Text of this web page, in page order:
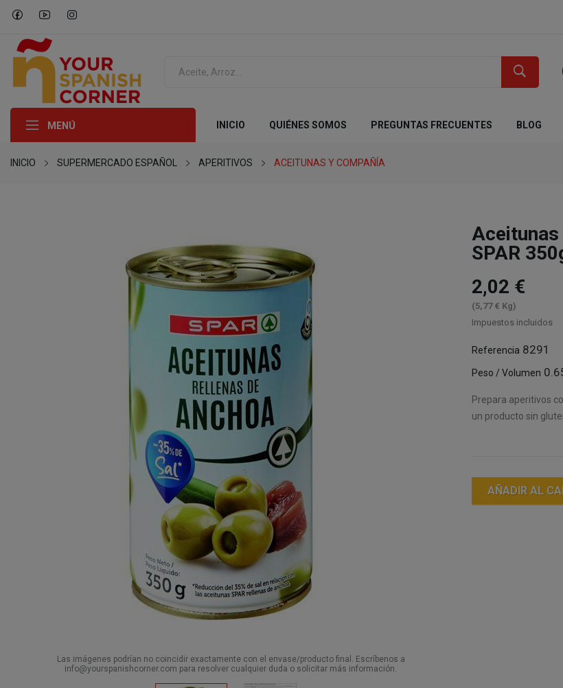
MENÚ INICIO QUIÉNES SOMOS PREGUNTAS FRECUENTES BLOG
INICIO SUPERMERCADO ESPAÑOL APERITIVOS ACEITUNAS Y COMPAÑÍA
Las imágenes podrían no coincidir exactamente con el envase/producto final. Escríbenos a
info@yourspanishcorner.com para resolver cualquier duda o solicitar más información.
Aceitunas
SPAR
2,02 €
(5,77 € Kg)
Impuestos incluidos
Referencia 8291
Peso / Volumen
Prepara aperitivos
un producto sin
AÑADIR AL